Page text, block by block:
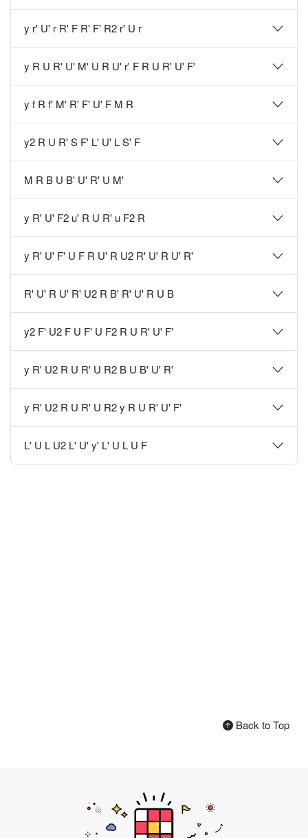
y r' U' r R' F R' F' R2 r' U r
y R U R' U' M' U R U' r' F R U R' U' F'
y f R f' M' R' F' U' F M R
y2 R U R' S F' L' U' L S' F
M R B U B' U' R' U M'
y R' U' F2 u' R U R' u F2 R
y R' U' F' U F R U' R U2 R' U' R U' R'
R' U' R U' R' U2 R B' R' U' R U B
y2 F' U2 F U F' U F2 R U R' U' F'
y R' U2 R U R' U R2 B U B' U' R'
y R' U2 R U R' U R2 y R U R' U' F'
L' U L U2 L' U' y' L' U L U F
Back to Top